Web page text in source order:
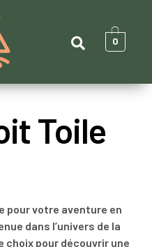
0
Toile
pour votre aventure en
dans l’univers de la
pour découvrir une